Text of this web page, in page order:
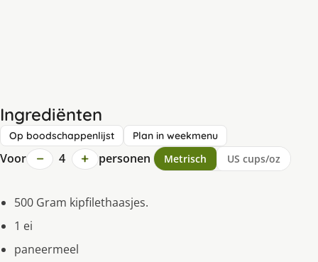
Ingrediënten
Op boodschappenlijst Plan in weekmenu
Voor − 4 + personen Metrisch US cups/oz
500 Gram kipfilethaasjes.
1 ei
paneermeel